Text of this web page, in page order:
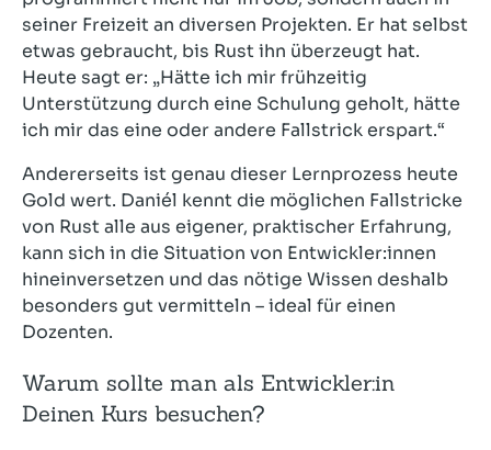
seiner Freizeit an diversen Projekten. Er hat selbst
etwas gebraucht, bis Rust ihn überzeugt hat.
Heute sagt er: „Hätte ich mir frühzeitig
Unterstützung durch eine Schulung geholt, hätte
ich mir das eine oder andere Fallstrick erspart.“
Andererseits ist genau dieser Lernprozess heute
Gold wert. Daniél kennt die möglichen Fallstricke
von Rust alle aus eigener, praktischer Erfahrung,
kann sich in die Situation von Entwickler:innen
hineinversetzen und das nötige Wissen deshalb
besonders gut vermitteln – ideal für einen
Dozenten.
Warum sollte man als Entwickler:in
Deinen Kurs besuchen?